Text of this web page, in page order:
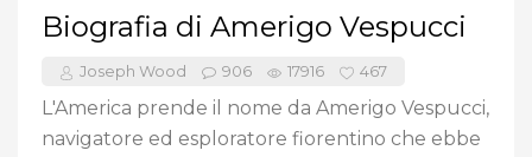
Biografia di Amerigo Vespucci
Joseph Wood 906 17916 467
L'America prende il nome da Amerigo Vespucci,
navigatore ed esploratore fiorentino che ebbe